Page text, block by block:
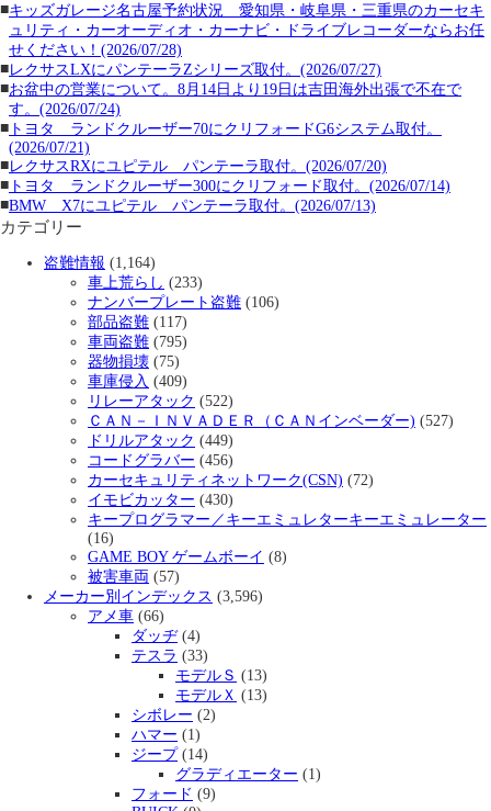
■キッズガレージ名古屋予約状況 愛知県・岐阜県・三重県のカーセキ
ュリティ・カーオーディオ・カーナビ・ドライブレコーダーならお任
せください！(2026/07/28)
■レクサスLXにパンテーラZシリーズ取付。(2026/07/27)
■お盆中の営業について。8月14日より19日は吉田海外出張で不在で
す。(2026/07/24)
■ トヨタ ランドクルーザー70にクリフォードG6システム取付。
(2026/07/21)
■レクサスRXにユピテル パンテーラ取付。(2026/07/20)
■ トヨタ ランドクルーザー300にクリフォード取付。(2026/07/14)
■BMW X7にユピテル パンテーラ取付。(2026/07/13)
カテゴリー
盗難情報 (1,164)
車上荒らし (233)
ナンバープレート盗難 (106)
部品盗難 (117)
車両盗難 (795)
器物損壊 (75)
車庫侵入 (409)
リレーアタック (522)
ＣＡＮ－ＩＮＶＡＤＥＲ（ＣＡＮインベーダー) (527)
ドリルアタック (449)
コードグラバー (456)
カーセキュリティネットワーク(CSN) (72)
イモビカッター (430)
キープログラマー／キーエミュレターキーエミュレーター
(16)
GAME BOY ゲームボーイ (8)
被害車両 (57)
メーカー別インデックス (3,596)
アメ車 (66)
ダッヂ(4)
テスラ (33)
モデルＳ (13)
モデルＸ (13)
シボレー (2)
ハマー (1)
ジープ(14)
グラディエーター (1)
フォード (9)